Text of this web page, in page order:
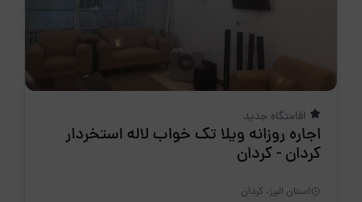
اقامتگاه جدید
اجاره روزانه ویلا تک خواب لاله استخردار
کردان - کردان
استان البرز، کردان